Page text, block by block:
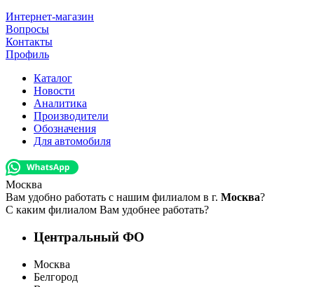
Интернет-магазин
Вопросы
Контакты
Профиль
Каталог
Новости
Аналитика
Производители
Обозначения
Для автомобиля
Москва
Вам удобно работать с нашим филиалом в г. Москва?
С каким филиалом Вам удобнее работать?
Центральный ФО
Москва
Белгород